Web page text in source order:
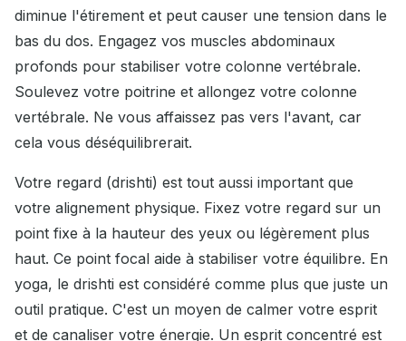
diminue l'étirement et peut causer une tension dans le
bas du dos. Engagez vos muscles abdominaux
profonds pour stabiliser votre colonne vertébrale.
Soulevez votre poitrine et allongez votre colonne
vertébrale. Ne vous affaissez pas vers l'avant, car
cela vous déséquilibrerait.
Votre regard (drishti) est tout aussi important que
votre alignement physique. Fixez votre regard sur un
point fixe à la hauteur des yeux ou légèrement plus
haut. Ce point focal aide à stabiliser votre équilibre. En
yoga, le drishti est considéré comme plus que juste un
outil pratique. C'est un moyen de calmer votre esprit
et de canaliser votre énergie. Un esprit concentré est